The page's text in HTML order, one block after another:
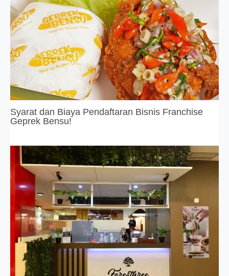
Syarat dan Biaya Pendaftaran Bisnis Franchise
Geprek Bensu!